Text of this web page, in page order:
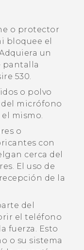
o protector
bloquee el
un
pantalla
530.
o polvo
micrófono
mismo.
o
con
cerca del
El uso de
de la
del
el teléfono
fuerza. Esto
o su sistema